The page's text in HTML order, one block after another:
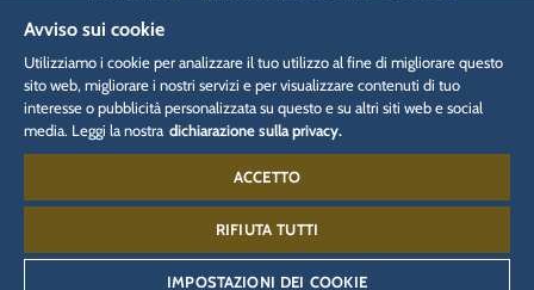
Contatto:
+49 (0)7822 776 688
Avviso sui cookie
Utilizziamo i cookie per analizzare il tuo utilizzo al fine di migliorare questo
sito web, migliorare i nostri servizi e per visualizzare contenuti di tuo
interesse o pubblicità personalizzata su questo e su altri siti web e social
media. Leggi la nostra dichiarazione sulla privacy.
ACCETTO
RIFIUTA TUTTI
IMPOSTAZIONI DEI COOKIE